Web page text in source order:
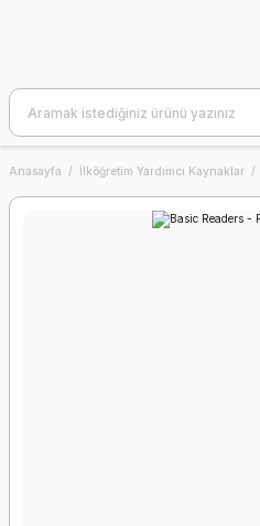
Anasayfa İlköğretim Yardımcı Kaynaklar